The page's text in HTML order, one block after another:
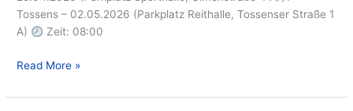
Tossens – 02.05.2026 (Parkplatz Reithalle, Tossenser Straße 1
A)
Zeit: 08:00
Read More »